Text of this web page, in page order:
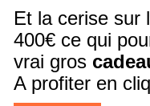
Et la cerise sur
400€ ce qui
vrai gros
A profiter en